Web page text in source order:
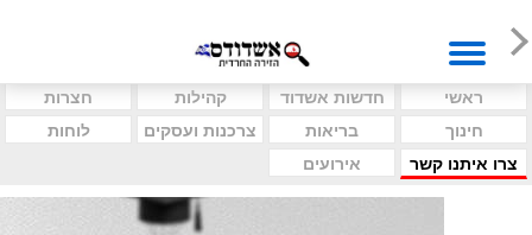
ראשי חדשות אשדוד קהילות
חצרות
חינוך
בריאות צרכנות ועסקים
לוחות
צרו איתנו קשר
אירועים